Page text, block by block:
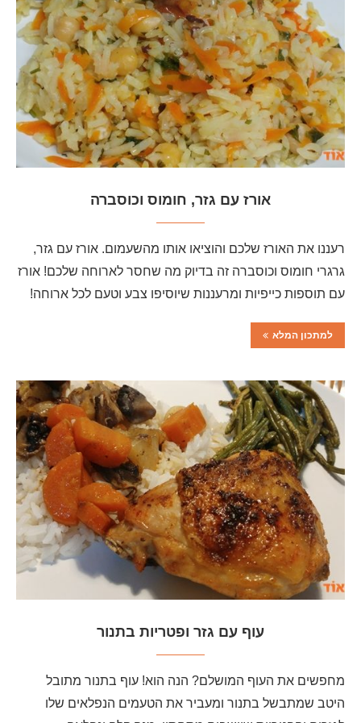
אורז עם גזר, חומוס וכוסברה
רעננו את האורז שלכם והוציאו אותו מהשעמום. אורז עם גזר,
גרגרי חומוס וכוסברה זה בדיוק מה שחסר לארוחה שלכם! אורז
עם תוספות כייפיות ומרעננות שיוסיפו צבע וטעם לכל ארוחה!
למתכון המלא
עוף עם גזר ופטריות בתנור
מחפשים את העוף המושלם? הנה הוא! עוף בתנור מתובל
היטב שמתבשל בתנור ומעביר את הטעמים הנפלאים שלו